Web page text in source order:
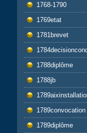
1768-1790
1769etat
1781brevet
1788diplôme
1788jb
1789convocation
1789diplôme